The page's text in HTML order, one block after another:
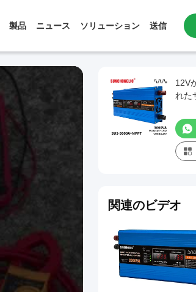
製品 ニュース ソリューション 送信
12V
れた
関連のビデオ